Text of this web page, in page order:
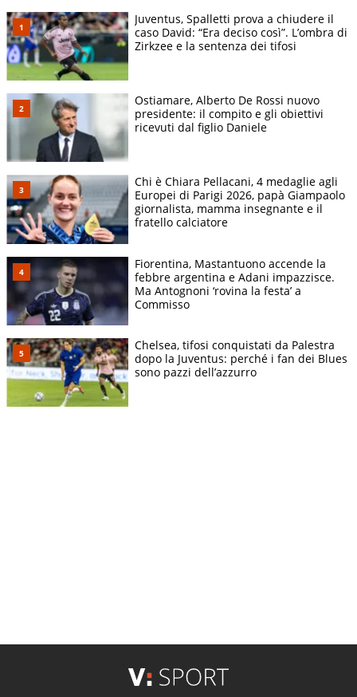
Juventus, Spalletti prova a chiudere il
caso David: “Era deciso così”. L’ombra di
Zirkzee e la sentenza dei tifosi
Ostiamare, Alberto De Rossi nuovo
presidente: il compito e gli obiettivi
ricevuti dal figlio Daniele
Chi è Chiara Pellacani, 4 medaglie agli
Europei di Parigi 2026, papà Giampaolo
giornalista, mamma insegnante e il
fratello calciatore
Fiorentina, Mastantuono accende la
febbre argentina e Adani impazzisce.
Ma Antognoni ‘rovina la festa’ a
Commisso
Chelsea, tifosi conquistati da Palestra
dopo la Juventus: perché i fan dei Blues
sono pazzi dell’azzurro